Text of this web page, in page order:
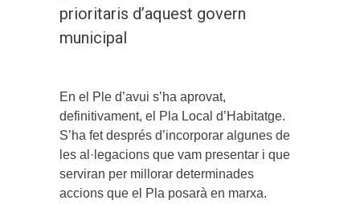
prioritaris d’aquest govern
municipal
En el Ple d’avui s’ha aprovat,
definitivament, el Pla Local d’Habitatge.
S’ha fet després d’incorporar algunes de
les al·legacions que vam presentar i que
serviran per millorar determinades
accions que el Pla posarà en marxa.